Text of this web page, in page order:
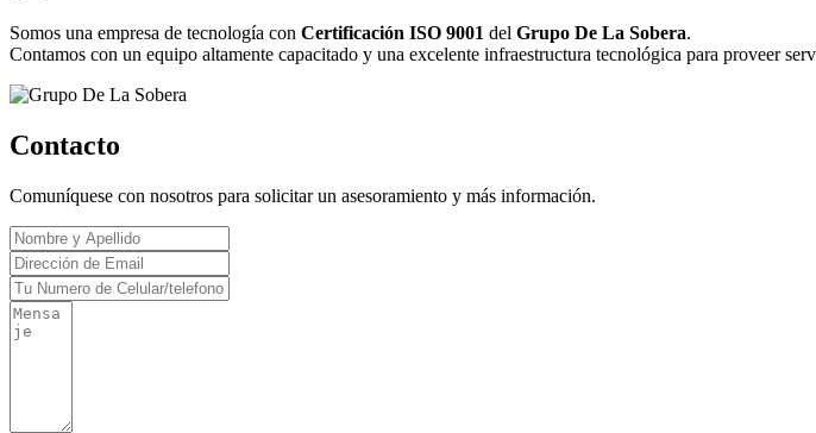
Somos una empresa de tecnología con Certificación ISO 9001 del Grupo De La Sobera.
Contamos con un equipo altamente capacitado y una excelente infraestructura tecnológica para proveer
Contacto
Comuníquese con nosotros para solicitar un asesoramiento y más información.